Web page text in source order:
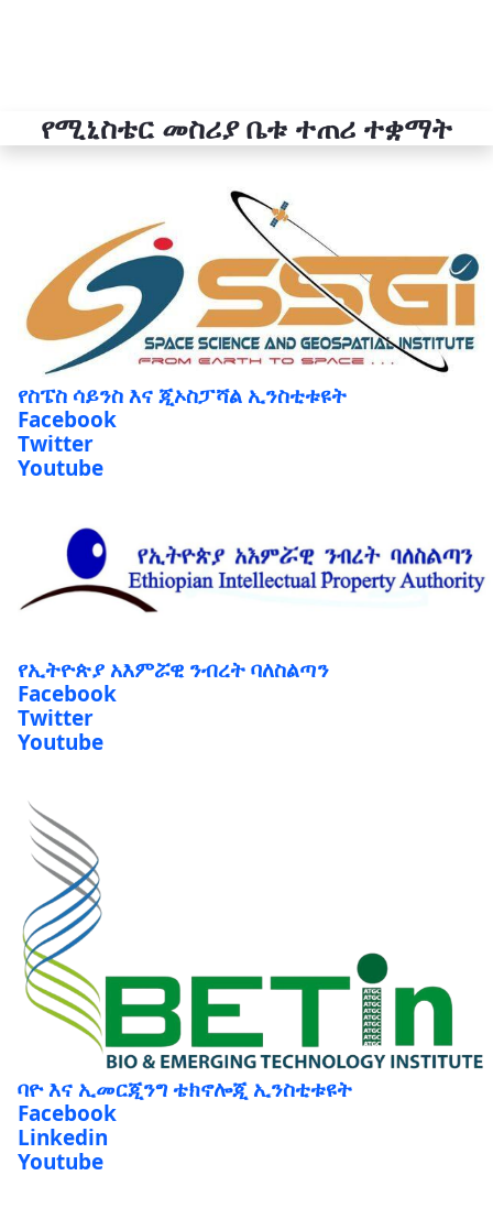
የሚኒስቴር መስሪያ ቤቱ ተጠሪ ተቋማት
የስፔስ ሳይንስ እና ጂኦስፓሻል ኢንስቲቱዩት
Facebook
Twitter
Youtube
የኢትዮጵያ አእምሯዊ ንብረት ባለስልጣን
Facebook
Twitter
Youtube
ባዮ እና ኢመርጂንግ ቴክኖሎጂ ኢንስቲቱዩት
Facebook
Linkedin
Youtube